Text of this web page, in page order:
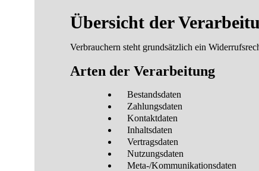
Übersicht der
Verbrauchern steht grundsätzlich ein
Arten der Verarbeitung
Bestandsdaten
Zahlungsdaten
Kontaktdaten
Inhaltsdaten
Vertragsdaten
Nutzungsdaten
Meta-/Kommunikationsdaten